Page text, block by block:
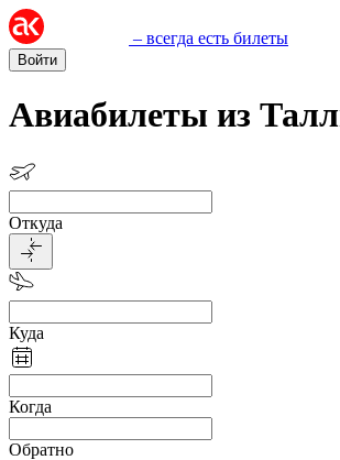
– всегда есть билеты
Войти
Авиабилеты из
Откуда
Куда
Когда
Обратно